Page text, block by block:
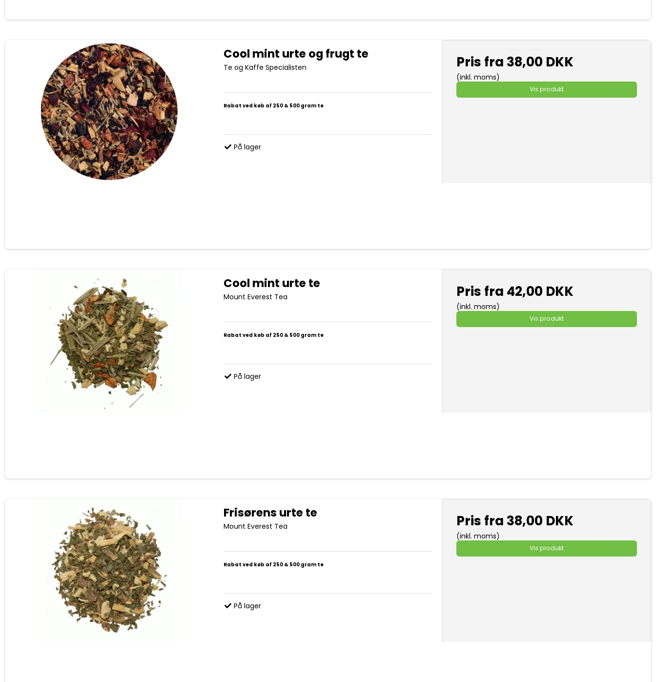
Cool mint urte og frugt te
Te og Kaffe Specialisten
Rabat ved køb af 250 & 500 gram te
På lager
Pris fra 38,00 DKK
(inkl. moms)
Vis produkt
Cool mint urte te
Mount Everest Tea
Rabat ved køb af 250 & 500 gram te
På lager
Pris fra 42,00 DKK
(inkl. moms)
Vis produkt
Frisørens urte te
Mount Everest Tea
Rabat ved køb af 250 & 500 gram te
På lager
Pris fra 38,00 DKK
(inkl. moms)
Vis produkt